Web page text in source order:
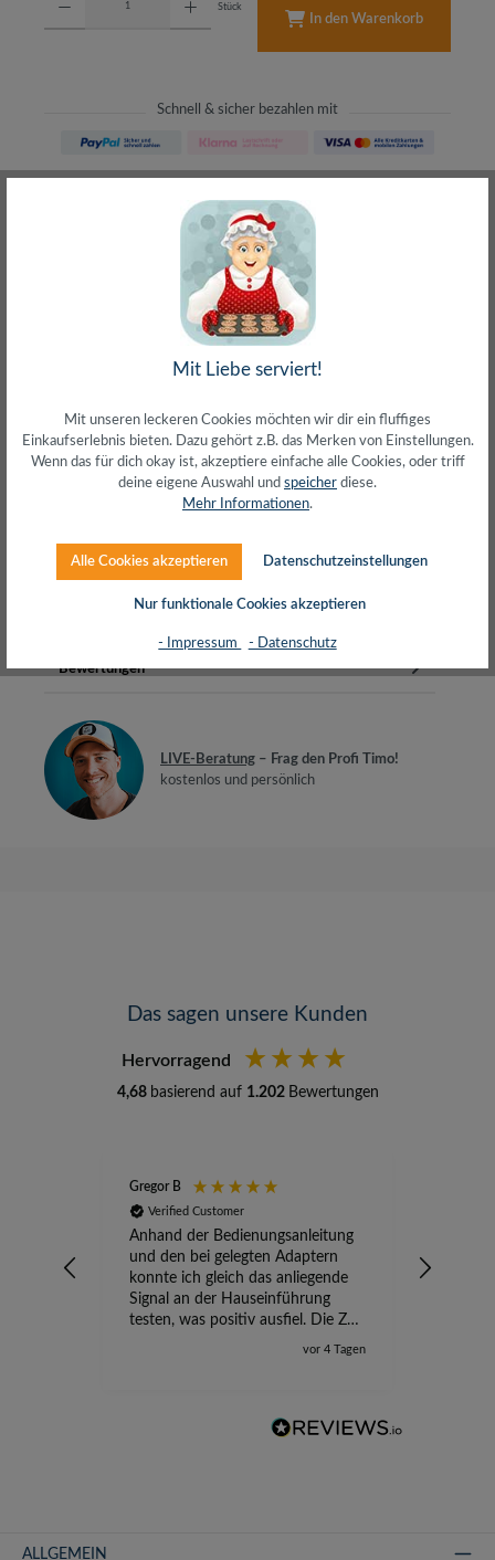
Stück
In den Warenkorb
Schnell & sicher bezahlen mit
meist direkt aus Waiblingen
30 Tage Rückgaberecht
ohne Risiko bestellen
– Frag den Profi!
kostenlos und persönlich
Über 20+ Jahre Erfahrung
wir wissen von was wir sprechen
AluminiumdrahtFlexibler PVC Mantel2…
Bewertungen
LIVE-Beratung – Frag den Profi Timo!
kostenlos und persönlich
Das sagen unsere Kunden
Hervorragend
4,68 basierend auf 1.202 Bewertungen
Gregor B
Verified Customer
Anhand der Bedienungsanleitung
und den bei gelegten Adaptern
konnte ich gleich das anliegende
Signal an der Hauseinführung
testen, was positiv ausfiel. Die Zeit
der Ungewissheit ist jetzt vorbei,
vor 4 Tagen
ALLGEMEIN
Mit Liebe serviert!
Mit unseren leckeren Cookies möchten wir dir ein fluffiges
Einkaufserlebnis bieten. Dazu gehört z.B. das Merken von Einstellungen.
Wenn das für dich okay ist, akzeptiere einfache alle Cookies, oder triff
deine eigene Auswahl und speicher diese.
Mehr Informationen.
Alle Cookies akzeptieren Datenschutzeinstellungen
Nur funktionale Cookies akzeptieren
- Impressum - Datenschutz